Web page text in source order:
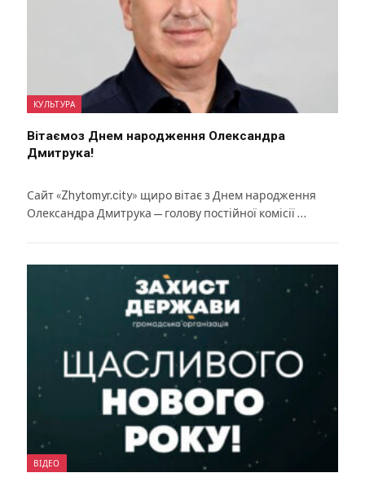
КУЛЬТУРА
Вітаємоз Днем народження Олександра
Дмитрука!
Сайт «Zhytomyr.city» щиро вітає з Днем народження
Олександра Дмитрука — голову постійної комісії …
ВІДЕО